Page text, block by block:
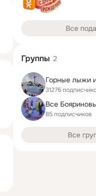
Все
Группы 2
Горные лыжи
31276
Все
85 подписчиков
Все